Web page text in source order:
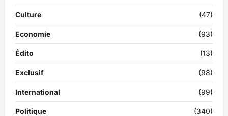
Culture (47)
Economie (93)
Édito (13)
Exclusif (98)
International (99)
Politique (340)